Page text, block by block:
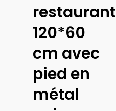
restaurant
120*60
cm avec
pied en
métal